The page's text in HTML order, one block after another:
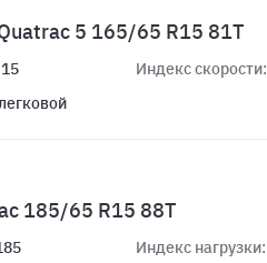
5 165/65 R15 81T
15
Индекс скорости:
185/65 R15 88T
Индекс нагрузки: